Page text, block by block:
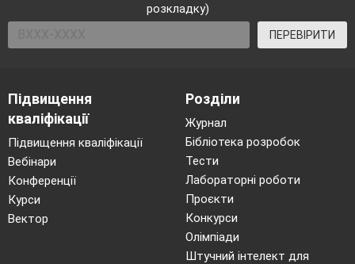
розкладку)
ПЕРЕВІРИТИ
Підвищення
кваліфікації
Підвищення кваліфікації
Вебінари
Конференції
Курси
Вектор
Розділи
Журнал
Бібліотека розробок
Тести
Лабораторні роботи
Проєкти
Конкурси
Олімпіади
Штучний інтелект для